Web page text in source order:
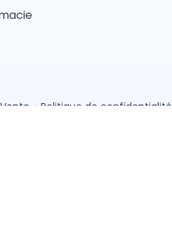
Politique de confidentialité